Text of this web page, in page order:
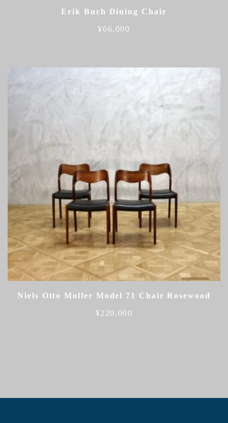
Erik Buch Dining Chair
¥66,000
Niels Otto Moller Model 71 Chair Rosewood
¥220,000